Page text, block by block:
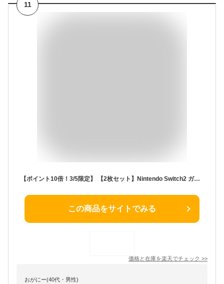
11
【ポイント10倍！3/5限定】 【2枚セット】Nintendo Switch2 ガラスフィルム 保護フィルム 強化ガラス フィルム 任天堂 スイッチ2 ニンテンドー シール カバー BEE-001
この商品をサイトでみる
価格と在庫を楽天でチェック >>
おがにー(40代・男性)